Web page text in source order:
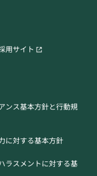
用サイト
ンス基本方針と行動規
に対する基本方針
ラスメントに対する基